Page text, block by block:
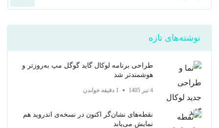
نوشته‌های تازه
طراحی برنامه لوکال گاید گوگل مپ به‌روزتر و
هوشمندتر شد
4 تیر 1405 1 دقیقه خواندن
نقطه‌های نشان‌گر اکنون در نسخه‌ی اندروید هم
نمایش می‌یابد